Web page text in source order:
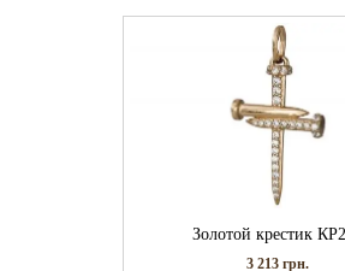
Золотой крестик
3 213грн.